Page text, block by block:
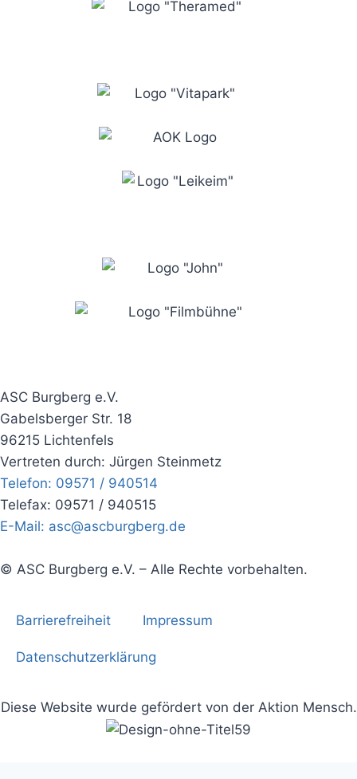
ASC Burgberg e.V.
Gabelsberger Str. 18
96215 Lichtenfels
Vertreten durch: Jürgen Steinmetz
Telefon: 09571 / 940514
Telefax: 09571 / 940515
E-Mail: asc@ascburgberg.de
© ASC Burgberg e.V. – Alle Rechte vorbehalten.
Barrierefreiheit Impressum
Datenschutzerklärung
Diese Website wurde gefördert von der Aktion Mensch.